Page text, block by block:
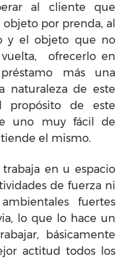
al cliente que
por prenda, al
y el objeto que no
ofrecerlo en
más una
naturaleza de este
propósito de este
uno muy fácil de
el mismo.
en u espacio
de fuerza ni
fuertes
lo que lo hace un
básicamente
actitud todos los